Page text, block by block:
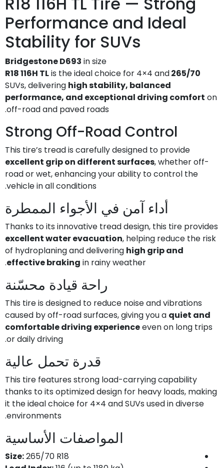
Performance and Ideal
Stability for SUVs
Bridgestone D693 in size
265/70 R18 116H TL
is the ideal choice for 4×4 and
SUVs, delivering high stability, balanced
performance, and exceptional driving comfort on
off-road and paved roads.
Strong Off-Road Control
This tire’s tread is carefully designed to provide
excellent grip on different surfaces, whether off-
road or wet, enhancing your ability to control the
vehicle in all conditions.
أداء آمن في الأجواء الممطرة
Thanks to its innovative tread design, this tire provides
excellent water evacuation, helping reduce the risk
of hydroplaning and delivering high grip and
effective braking in rainy weather.
راحة قيادة محسّنة
This tire is designed to reduce noise and vibrations
caused by off-road surfaces, giving you a quiet and
comfortable driving experienceeven on long trips
or daily driving.
قدرة تحمل عالية
This tire features strong load-carrying capability
thanks to its optimized design for heavy loads, making
it the ideal choice for 4×4 and SUVs used in diverse
environments.
المواصفات الأساسية
Size:265/70 R18